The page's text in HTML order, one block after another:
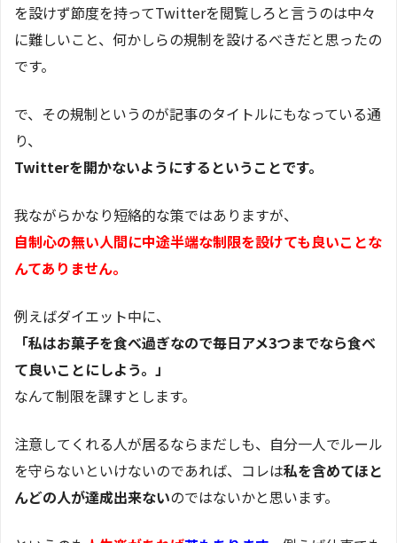
を設けず節度を持ってTwitterを閲覧しろと言うのは中々
に難しいこと、何かしらの規制を設けるべきだと思ったの
です。
で、その規制というのが記事のタイトルにもなっている通
り、
Twitterを開かないようにするということです。
我ながらかなり短絡的な策ではありますが、
自制心の無い人間に中途半端な制限を設けても良いことな
んてありません。
例えばダイエット中に、
「私はお菓子を食べ過ぎなので毎日アメ3つまでなら食べ
て良いことにしよう。」
なんて制限を課すとします。
注意してくれる人が居るならまだしも、自分一人でルール
を守らないといけないのであれば、コレは私を含めてほと
んどの人が達成出来ないのではないかと思います。